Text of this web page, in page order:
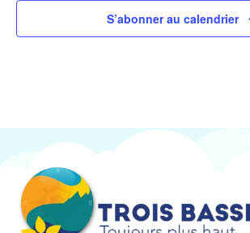
S’abonner au calendrier